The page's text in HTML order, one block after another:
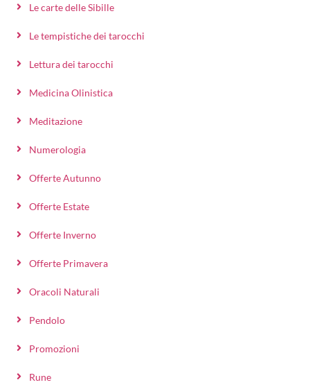
Le carte delle Sibille
Le tempistiche dei tarocchi
Lettura dei tarocchi
Medicina Olinistica
Meditazione
Numerologia
Offerte Autunno
Offerte Estate
Offerte Inverno
Offerte Primavera
Oracoli Naturali
Pendolo
Promozioni
Rune